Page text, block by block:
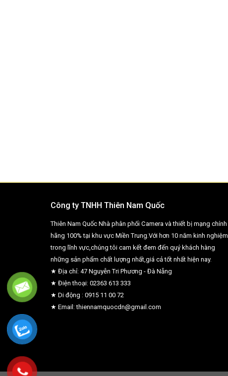
Công ty TNHH Thiên Nam Quốc
Thiên Nam Quốc Nhà phân phối Camera và thiết bị mạng chính
hãng 100% tại khu vực Miền Trung.Với hơn 10 năm kinh nghiệm
trong lĩnh vực,chúng tôi cam kết đem đến quý khách hàng
những sản phẩm chất lượng nhất,giá cả tốt nhất hiện nay.
★ Địa chỉ: 47 Nguyễn Tri Phương - Đà Nẵng
★ Điện thoại: 02363 613 333
★ Di động : 0915 11 00 72
★ Email: thiennamquocdn@gmail.com